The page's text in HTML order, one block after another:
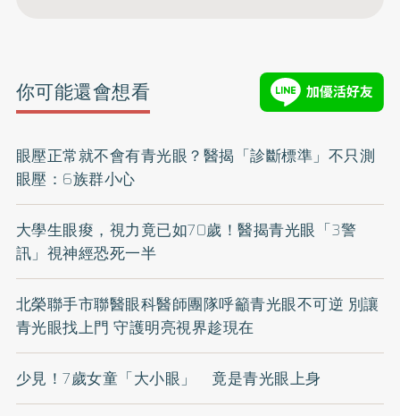
你可能還會想看
眼壓正常就不會有青光眼？醫揭「診斷標準」不只測
眼壓：6族群小心
大學生眼痠，視力竟已如70歲！醫揭青光眼「3警
訊」視神經恐死一半
北榮聯手市聯醫眼科醫師團隊呼籲青光眼不可逆 別讓
青光眼找上門 守護明亮視界趁現在
少見！7歲女童「大小眼」 竟是青光眼上身